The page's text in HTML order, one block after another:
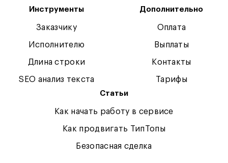
Инструменты
Заказчику
Исполнителю
Длина строки
SEO анализ текста
Дополнительно
Оплата
Выплаты
Контакты
Тарифы
Статьи
Как начать работу в сервисе
Как продвигать ТипТопы
Безопасная сделка